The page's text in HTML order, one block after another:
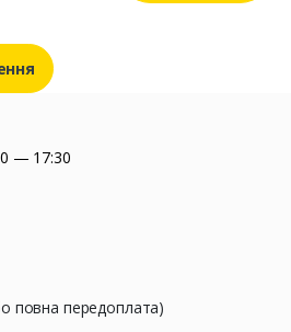
— 17:30
повна передоплата)